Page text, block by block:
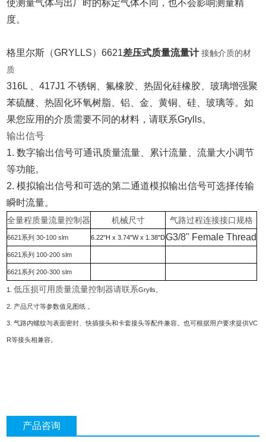
使测量气体与出厂时的标定气体不同，也不会影响测量精
度。
格里尔斯（GRYLLS）6621差压式质量流量计 接触介质的材
质
316L 、417J1 不锈钢、氟橡胶、热固化硅橡胶、玻璃增强聚
苯硫醚、热固化环氧树脂、铝、金、黄铜、硅、玻璃等。如
果您应用的介质需要不同的材料，请联系Grylls。
输出信号
1. 数字输出信号可通讯质量流量、累计流量、流量大小调节
等功能。
2. 模拟输出信号和可选的第二通道模拟输出信号可选择传输
瞬时流量。
全量程质量流量控制器 机械尺寸 气路过程连接接口规格
6621系列 30-100 slm 6.22"H x 3.74"W x 1.38"DG3/8" Female Thread
6621系列 100-200 slm
6621系列 200-300 slm
1.低压损可用质量流量控制器请联系Grylls。
2. 产品尺寸等参数值见图纸 。
3. 气路内螺纹与表面密封、快插接头和卡套接头等配件兼容。也可根据用户要求提供VC
R等接头相兼容。
产品咨询